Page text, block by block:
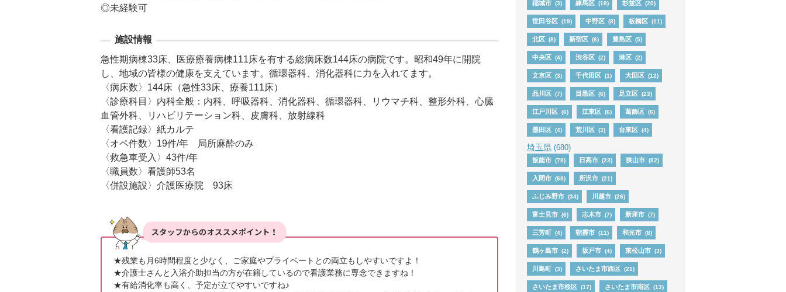
◎未経験可
施設情報
急性期病棟33床、医療療養病棟111床を有する総病床数144床の病院です。昭和49年に開院
し、地域の皆様の健康を支えています。循環器科、消化器科に力を入れてます。
〈病床数〉144床（急性33床、療養111床）
〈診療科目〉内科全般：内科、呼吸器科、消化器科、循環器科、リウマチ科、整形外科、心臓
血管外科、リハビリテーション科、皮膚科、放射線科
〈看護記録〉紙カルテ
〈オペ件数〉19件/年　局所麻酔のみ
〈救急車受入〉43件/年
〈職員数〉看護師53名
〈併設施設〉介護医療院　93床
★残業も月6時間程度と少なく、ご家庭やプライベートとの両立もしやすいですよ！
★介護士さんと入浴介助担当の方が在籍しているので看護業務に専念できますね！
★有給消化率も高く、予定が立てやすいですね♪
稲城市 (3) 練馬区 (18) 杉並区 (20)
世田谷区 (19) 中野区 (8) 板橋区 (11)
北区 (8) 新宿区 (6) 豊島区 (5)
中央区 (4) 渋谷区 (2) 港区 (2)
文京区 (3) 千代田区 (1) 大田区 (12)
品川区 (7) 目黒区 (6) 足立区 (23)
江戸川区 (6) 江東区 (6) 葛飾区 (6)
墨田区 (4) 荒川区 (3) 台東区 (4)
埼玉県(680)
飯能市 (78) 日高市 (23) 狭山市 (82)
入間市 (68) 所沢市 (21)
ふじみ野市 (34) 川越市 (26)
富士見市 (6) 志木市 (7) 新座市 (7)
三芳町 (4) 朝霞市 (11) 和光市 (8)
鶴ヶ島市 (2) 坂戸市 (4) 東松山市 (3)
川島町 (3) さいたま市西区 (21)
さいたま市桜区 (17) さいたま市南区 (13)